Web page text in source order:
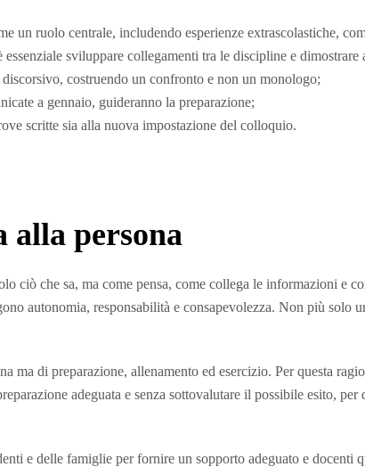
un ruolo centrale, includendo esperienze extrascolastiche,
essenziale sviluppare collegamenti tra le discipline e dimostrare
costruendo un confronto e non un monologo;
a gennaio, guideranno la preparazione;
scritte sia alla nuova impostazione del colloquio.
alla persona
ciò che sa, ma come pensa, come collega le informazioni e
autonomia, responsabilità e consapevolezza. Non più solo
ma di preparazione, allenamento ed esercizio. Per questa
adeguata e senza sottovalutare il possibile esito,
e delle famiglie per fornire un sopporto adeguato e